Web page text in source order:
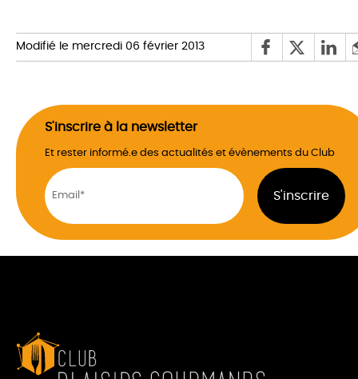
Modifié le mercredi 06 février 2013
S'inscrire à la newsletter
Et rester informé.e des actualités et évènements du Club